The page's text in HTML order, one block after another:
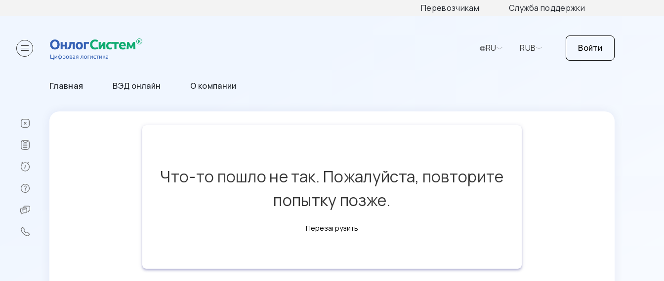
Перевозчикам Служба поддержки
RU RUB Войти
Главная ВЭД онлайн О компании
Что-то пошло не так. Пожалуйста, повторите
попытку позже.
Перезагрузить